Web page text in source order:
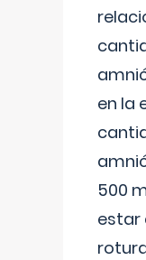
en la
500
estar